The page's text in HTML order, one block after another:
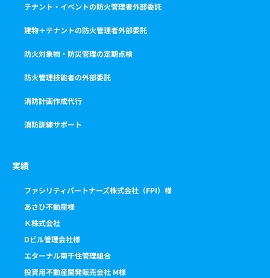
テナント・イベントの防火管理者外部委託
建物＋テナントの防火管理者外部委託
防火対象物・防災管理の定期点検
防火管理技能者の外部委託
消防計画作成代行
消防訓練サポート
実績
ファシリティパートナーズ株式会社（FPI）様
あさひ不動産様
Ｋ株式会社
Dビル管理会社様
エターナル南千住管理組合
投資用不動産開発販売会社 M様